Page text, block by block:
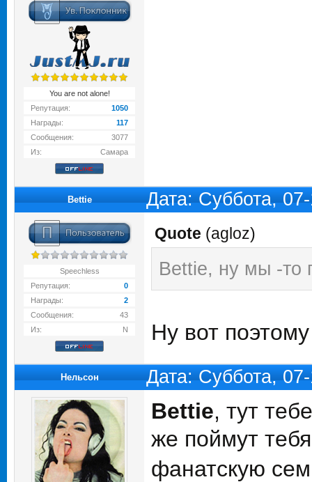
You are not alone!
Репутация:
1050
Награды:
117
Сообщения:
3077
Из:
Самара
Bettie Дата: Суббота,
Speechless
Репутация:
0
Награды:
2
Сообщения:
43
Из:
N
Quote (agloz)
Bettie, ну мы -то
Ну вот
Нельсон Дата: Суббота,
Bettie, тут
же поймут
фанатскую